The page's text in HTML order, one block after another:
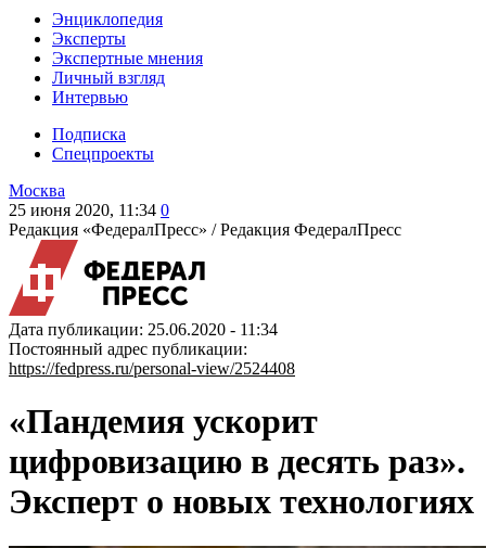
Энциклопедия
Эксперты
Экспертные мнения
Личный взгляд
Интервью
Подписка
Спецпроекты
Москва
25 июня 2020, 11:34 0
Редакция «ФедералПресс» /Редакция ФедералПресс
Дата публикации: 25.06.2020 - 11:34
Постоянный адрес публикации:
https://fedpress.ru/personal-view/2524408
«Пандемия ускорит
цифровизацию в десять раз».
Эксперт о новых технологиях